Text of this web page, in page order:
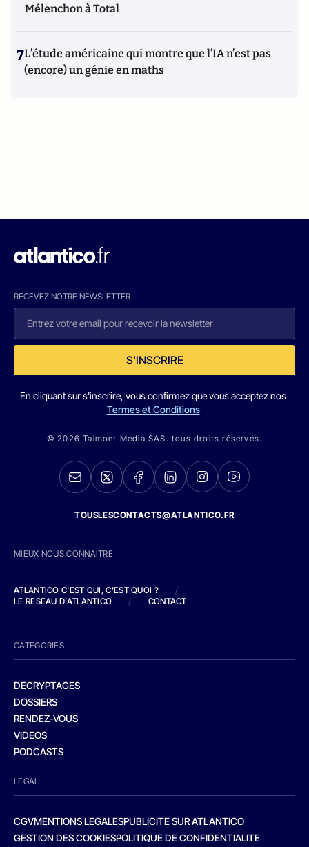
Mélenchon à Total
7L’étude américaine qui montre que l’IA n’est pas
(encore) un génie en maths
RECEVEZ NOTRE NEWSLETTER
S'INSCRIRE
En cliquant sur s'inscrire, vous confirmez que vous acceptez nos
Termes et Conditions
© 2026 Talmont Media SAS. tous droits réservés.
TOUSLESCONTACTS@ATLANTICO.FR
MIEUX NOUS CONNAITRE
ATLANTICO C'EST QUI, C'EST QUOI ?
/
LE RESEAU D'ATLANTICO
/ CONTACT
CATEGORIES
DECRYPTAGES
DOSSIERS
RENDEZ-VOUS
VIDEOS
PODCASTS
LEGAL
CGVMENTIONS LEGALESPUBLICITE SUR ATLANTICO
GESTION DES COOKIESPOLITIQUE DE CONFIDENTIALITE